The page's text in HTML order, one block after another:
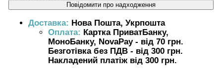
Повідомити про надходження
Доставка: Нова Пошта, Укрпошта
Оплата: Картка ПриватБанку,
МоноБанку, NovaPay - від 70 грн.
Безготівка без ПДВ - від 300 грн.
Накладений платіж від 300 грн.